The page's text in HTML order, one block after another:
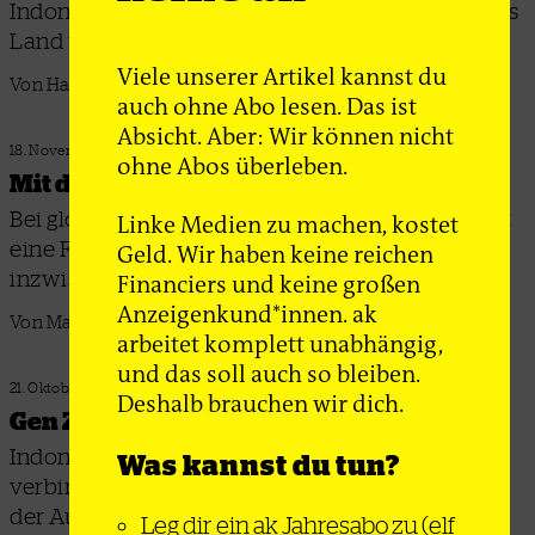
Indonesien in diesem Jahr und wie haben sie das
Land verändert?
Von Hanna Samosir
18. November 2025
Mit dem Totenkopf gegen das Regime
Bei globalen Protesten der jungen Generation ist
eine Flagge aus dem Manga »One Piece«
inzwischen omnipräsent – warum?
Von Martin Seng
21. Oktober 2025
Gen Z steht für Genoss*in
Indonesien, Madagaskar, Marokko, Peru – was
verbindet die globalen Jugendrevolten, und ist
der Aufstand jetzt zurück?
Viele unserer Artikel kannst du
auch ohne Abo lesen. Das ist
Absicht. Aber: Wir können nicht
ohne Abos überleben.
Linke Medien zu machen, kostet
Geld. Wir haben keine reichen
Financiers und keine großen
Anzeigenkund*innen. ak
arbeitet komplett unabhängig,
und das soll auch so bleiben.
Deshalb brauchen wir dich.
Was kannst du tun?
Leg dir ein ak Jahresabo zu(elf